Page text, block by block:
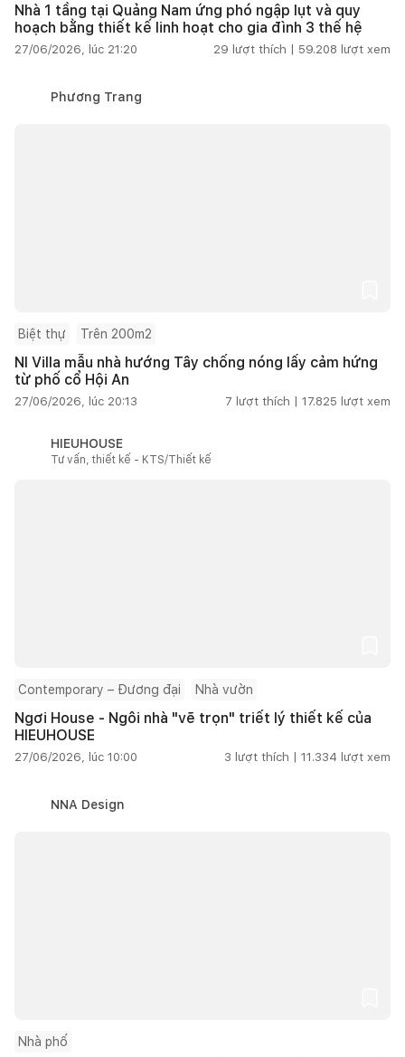
Nhà 1 tầng tại Quảng Nam ứng phó ngập lụt và quy
hoạch bằng thiết kế linh hoạt cho gia đình 3 thế hệ
27/06/2026, lúc 21:20 29 lượt thích | 59.208 lượt xem
Phương Trang
Biệt thự Trên 200m2
NI Villa mẫu nhà hướng Tây chống nóng lấy cảm hứng
từ phố cổ Hội An
27/06/2026, lúc 20:13 7 lượt thích | 17.825 lượt xem
HIEUHOUSE
Tư vấn, thiết kế - KTS/Thiết kế
Contemporary – Đương đại Nhà vườn
Ngơi House - Ngôi nhà "vẽ trọn" triết lý thiết kế của
HIEUHOUSE
27/06/2026, lúc 10:00 3 lượt thích | 11.334 lượt xem
NNA Design
Nhà phố